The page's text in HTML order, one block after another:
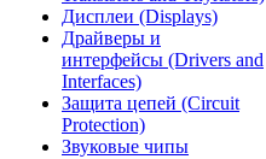
Дисплеи (Displays)
Драйверы и
интерфейсы (Drivers and
Interfaces)
Защита цепей (Circuit
Protection)
Звуковые чипы